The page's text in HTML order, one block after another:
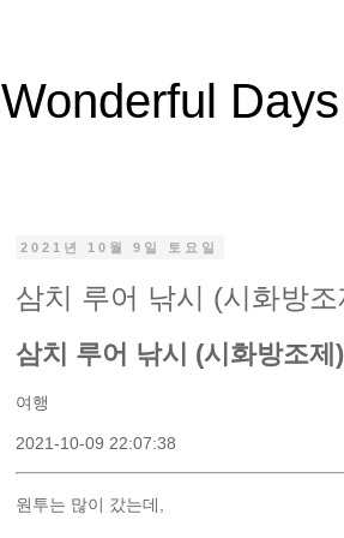
Wonderful Days
2021년 10월 9일 토요일
삼치 루어 낚시 (시화방
삼치 루어 낚시 (시화방조제)
여행
2021-10-09 22:07:38
원투는 많이 갔는데,